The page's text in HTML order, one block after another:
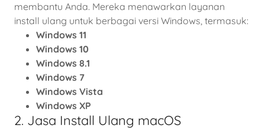
membantu Anda. Mereka menawarkan layanan
install ulang untuk berbagai versi Windows, termasuk:
Windows 11
Windows 10
Windows 8.1
Windows 7
Windows Vista
Windows XP
2. Jasa Install Ulang macOS